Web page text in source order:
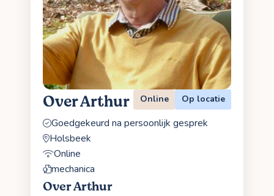
Over Arthur Online Op locatie
Goedgekeurd na persoonlijk gesprek
Holsbeek
Online
mechanica
Over Arthur